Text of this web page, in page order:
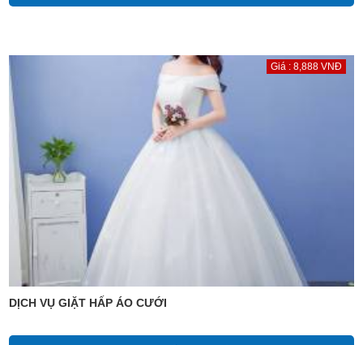
Giá : 8,888 VNĐ
DỊCH VỤ GIẶT HẤP ÁO CƯỚI